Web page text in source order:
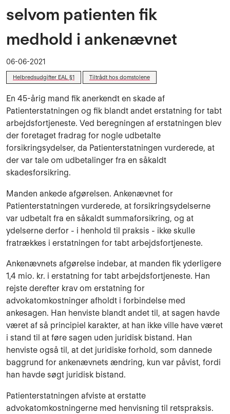
selvom patienten fik
medhold i ankenævnet
06-06-2021
Helbredsudgifter EAL §1 Tiltrådt hos domstolene
En 45-årig mand fik anerkendt en skade af
Patienterstatningen og fik blandt andet erstatning for tabt
arbejdsfortjeneste. Ved beregningen af erstatningen blev
der foretaget fradrag for nogle udbetalte
forsikringsydelser, da Patienterstatningen vurderede, at
der var tale om udbetalinger fra en såkaldt
skadesforsikring.
Manden ankede afgørelsen. Ankenævnet for
Patienterstatningen vurderede, at forsikringsydelserne
var udbetalt fra en såkaldt summaforsikring, og at
ydelserne derfor - i henhold til praksis - ikke skulle
fratrækkes i erstatningen for tabt arbejdsfortjeneste.
Ankenævnets afgørelse indebar, at manden fik yderligere
1,4 mio. kr. i erstatning for tabt arbejdsfortjeneste. Han
rejste derefter krav om erstatning for
advokatomkostninger afholdt i forbindelse med
ankesagen. Han henviste blandt andet til, at sagen havde
været af så principiel karakter, at han ikke ville have været
i stand til at føre sagen uden juridisk bistand. Han
henviste også til, at det juridiske forhold, som dannede
baggrund for ankenævnets ændring, kun var påvist, fordi
han havde søgt juridisk bistand.
Patienterstatningen afviste at erstatte
advokatomkostningerne med henvisning til retspraksis.